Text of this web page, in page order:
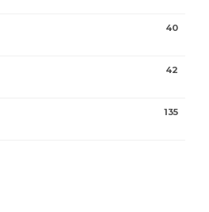
40
42
135